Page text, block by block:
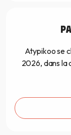
Atypikoo se
2026, dans la